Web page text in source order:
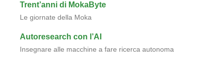
Trent’anni di MokaByte
Le giornate della Moka
Autoresearch con l’AI
Insegnare alle macchine a fare ricerca autonoma